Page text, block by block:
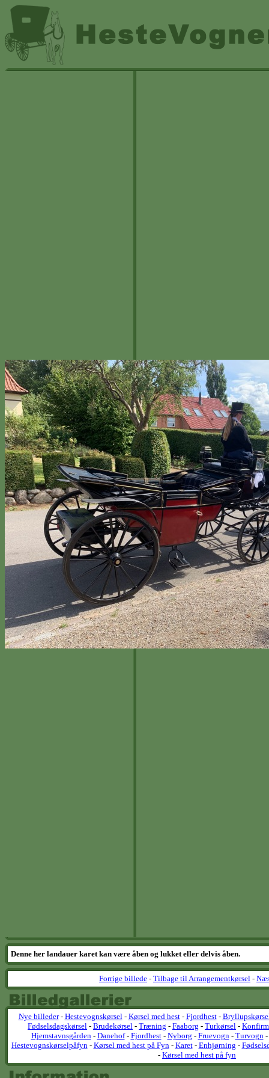
Denne her landauer karet kan være åben og lukket eller delvis åben.
Forrige billede - Tilbage til Arrangementkørsel -
Nye billeder- Hestevognskørsel- Kørsel med hest- Fjordhest-
Fødselsdagskørsel - Brudekørsel - Træning - Faaborg - Turkørsel -
Hjemstavnsgården- Danehof- Fjordhest- Nyborg - Fruevogn- Turvogn-
Hestevognskørselpåfyn- Kørsel med hest på Fyn- Karet- Enhjørning -
- Kørsel med hest på fyn